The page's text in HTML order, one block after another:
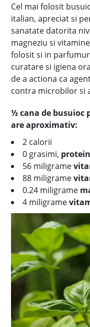
Cel mai folosit
italian, apreciat si
sanatate datorita
magneziu si
folosit si in
curatare si igiena
de a actiona ca
contra microbilor si
½ cana de busuioc
are aproximativ:
2 calorii
0 grasimi,
56 miligrame
88 miligrame
0.24 miligrame
4 miligrame